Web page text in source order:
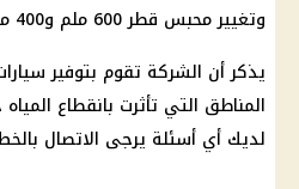
وتغيير محبس قطر 600 ملم و400 ملم.
يذكر أن الشركة تقوم بتوفير
المناطق التي تأثرت بانقطاع
لديك أي أسئلة يرجى الاتصال بالخط